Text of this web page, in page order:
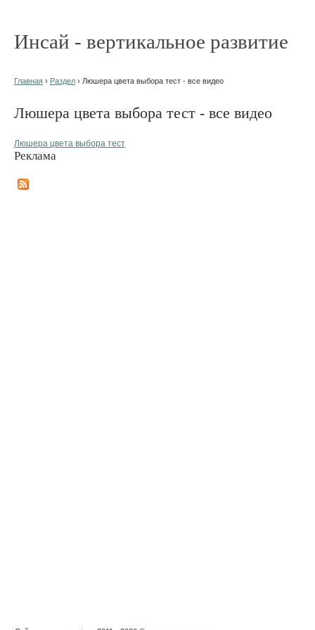
Инсай - вертикальное развитие
Главная › Раздел › Люшера цвета выбора тест - все видео
Люшера цвета выбора тест - все видео
Люшера цвета выбора тест
Реклама